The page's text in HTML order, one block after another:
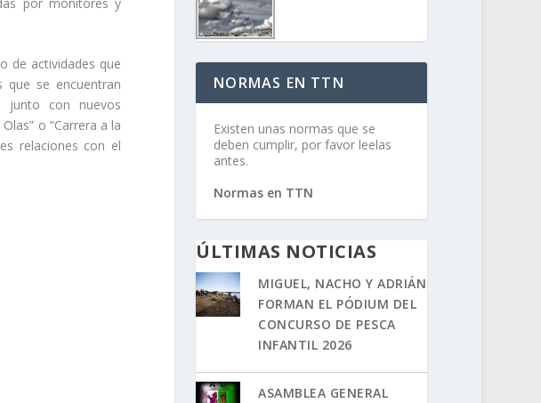
de actividades que
se encuentran
junto con nuevos
o “Carrera a la
relaciones con el
NORMAS EN TTN
Existen unas normas que se
deben cumplir, por favor leelas
antes.
Normas en TTN
ÚLTIMAS NOTICIAS
MIGUEL, NACHO Y ADRIÁN
FORMAN EL PÓDIUM DEL
CONCURSO DE PESCA
INFANTIL 2026
ASAMBLEA GENERAL